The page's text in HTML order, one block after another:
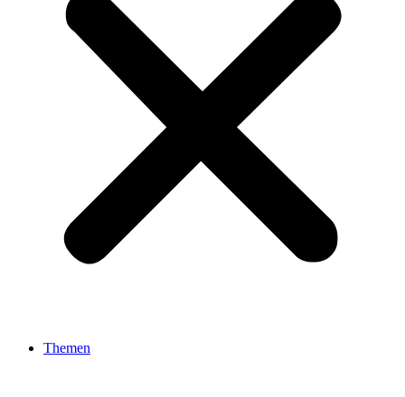
Themen